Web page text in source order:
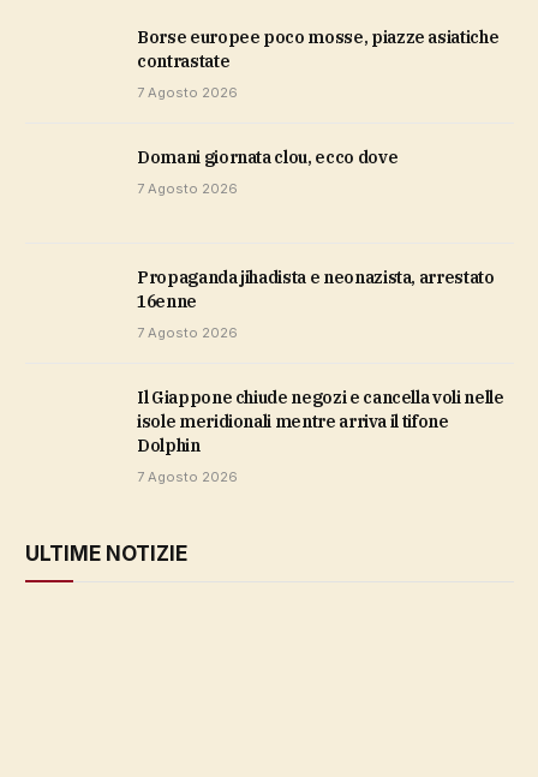
Borse europee poco mosse, piazze asiatiche
contrastate
7 Agosto 2026
domani giornata clou, ecco dove
7 Agosto 2026
propaganda jihadista e neonazista, arrestato
16enne
7 Agosto 2026
Il Giappone chiude negozi e cancella voli nelle
isole meridionali mentre arriva il tifone
Dolphin
7 Agosto 2026
ULTIME NOTIZIE